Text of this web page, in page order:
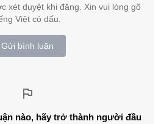
xét duyệt khi đăng. Xin vui lòng gõ
Việt có dấu.
Gửi bình luận
nào, hãy trở thành người đầu